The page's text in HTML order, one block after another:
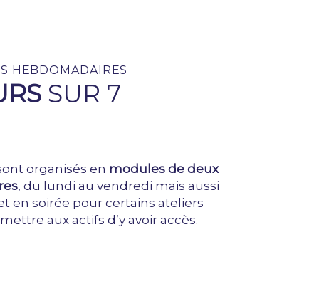
HEBDOMADAIRES
SUR 7
organisés en modules de deux
, du lundi au vendredi mais aussi
en soirée pour certains ateliers
aux actifs d’y avoir accès.